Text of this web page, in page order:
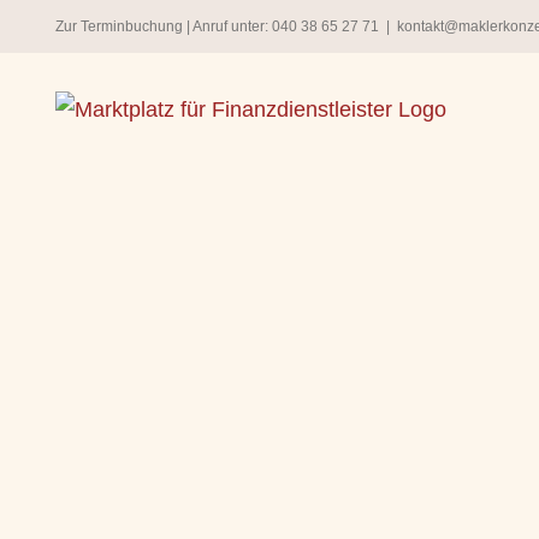
springen
Zur Terminbuchung | Anruf unter: 040 38 65 27 71